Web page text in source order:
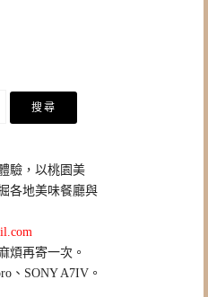
驗，以桃園美
各地美味餐廳與
煩再寄一次。
、SONY A7IV。